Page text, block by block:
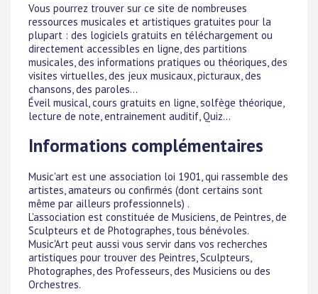
Vous pourrez trouver sur ce site de nombreuses
ressources musicales et artistiques gratuites pour la
plupart : des logiciels gratuits en téléchargement ou
directement accessibles en ligne, des partitions
musicales, des informations pratiques ou théoriques, des
visites virtuelles, des jeux musicaux, picturaux, des
chansons, des paroles...
Éveil musical, cours gratuits en ligne, solfège théorique,
lecture de note, entrainement auditif, Quiz...
Informations complémentaires
Music'art est une association loi 1901, qui rassemble des
artistes, amateurs ou confirmés (dont certains sont
même par ailleurs professionnels) .
L'association est constituée de Musiciens, de Peintres, de
Sculpteurs et de Photographes, tous bénévoles.
Music'Art peut aussi vous servir dans vos recherches
artistiques pour trouver des Peintres, Sculpteurs,
Photographes, des Professeurs, des Musiciens ou des
Orchestres.